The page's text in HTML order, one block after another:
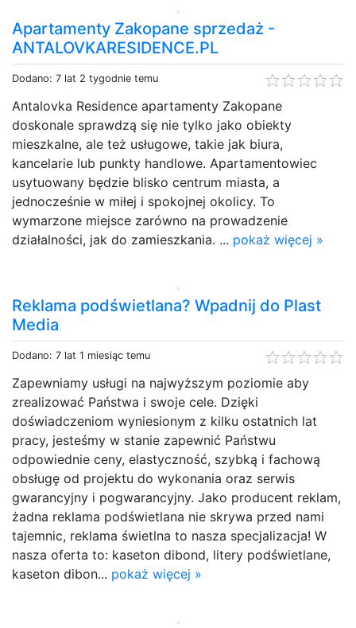
Apartamenty Zakopane sprzedaż -
ANTALOVKARESIDENCE.PL
Dodano: 7 lat 2 tygodnie temu
Antalovka Residence apartamenty Zakopane
doskonale sprawdzą się nie tylko jako obiekty
mieszkalne, ale też usługowe, takie jak biura,
kancelarie lub punkty handlowe. Apartamentowiec
usytuowany będzie blisko centrum miasta, a
jednocześnie w miłej i spokojnej okolicy. To
wymarzone miejsce zarówno na prowadzenie
działalności, jak do zamieszkania. ... pokaż więcej »
Reklama podświetlana? Wpadnij do Plast
Media
Dodano: 7 lat 1 miesiąc temu
Zapewniamy usługi na najwyższym poziomie aby
zrealizować Państwa i swoje cele. Dzięki
doświadczeniom wyniesionym z kilku ostatnich lat
pracy, jesteśmy w stanie zapewnić Państwu
odpowiednie ceny, elastyczność, szybką i fachową
obsługę od projektu do wykonania oraz serwis
gwarancyjny i pogwarancyjny. Jako producent reklam,
żadna reklama podświetlana nie skrywa przed nami
tajemnic, reklama świetlna to nasza specjalizacja! W
nasza oferta to: kaseton dibond, litery podświetlane,
kaseton dibon... pokaż więcej »